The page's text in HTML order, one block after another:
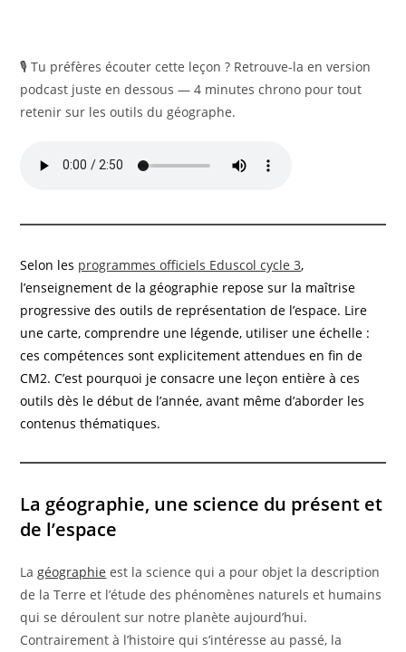
🎙️ Tu préfères écouter cette leçon ? Retrouve-la en version
podcast juste en dessous — 4 minutes chrono pour tout
retenir sur les outils du géographe.
Selon les programmes officiels Eduscol cycle 3,
l’enseignement de la géographie repose sur la maîtrise
progressive des outils de représentation de l’espace. Lire
une carte, comprendre une légende, utiliser une échelle :
ces compétences sont explicitement attendues en fin de
CM2. C’est pourquoi je consacre une leçon entière à ces
outils dès le début de l’année, avant même d’aborder les
contenus thématiques.
La géographie, une science du présent et
de l’espace
La géographie est la science qui a pour objet la description
de la Terre et l’étude des phénomènes naturels et humains
qui se déroulent sur notre planète aujourd’hui.
Contrairement à l’histoire qui s’intéresse au passé, la